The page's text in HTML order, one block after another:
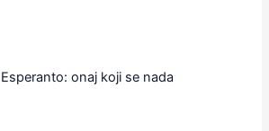
Esperanto: onaj koji se nada